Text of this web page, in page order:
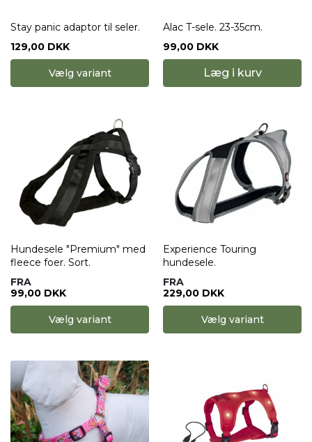
Stay panic adaptor til seler.
129,00 DKK
Vælg variant
Alac T-sele. 23-35cm.
99,00 DKK
Læg i kurv
Hundesele "Premium" med
fleece foer. Sort.
FRA
99,00 DKK
Vælg variant
Experience Touring
hundesele.
FRA
229,00 DKK
Vælg variant